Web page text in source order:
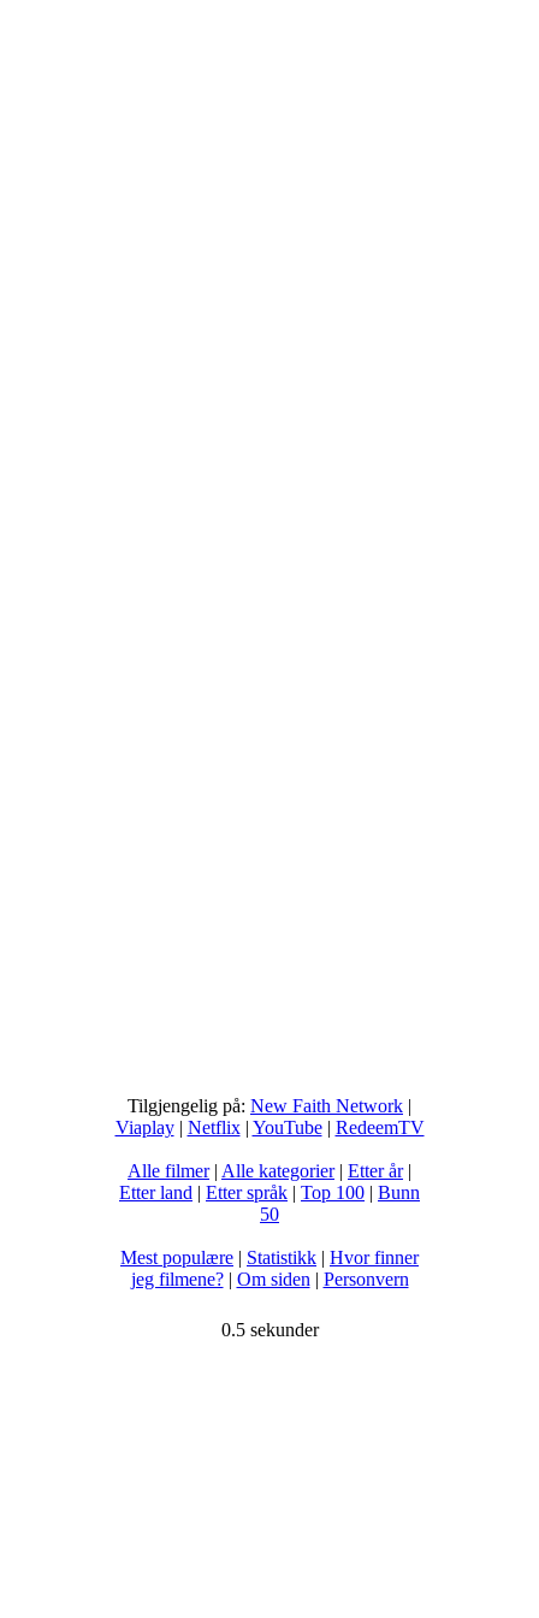
Tilgjengelig på: New Faith Network |
Viaplay| Netflix| YouTube| RedeemTV
Alle filmer| Alle kategorier| Etter år|
Etter land | Etter språk | Top 100 | Bunn
50
Mest populære | Statistikk | Hvor finner
jeg filmene?| Om siden | Personvern
0.5 sekunder